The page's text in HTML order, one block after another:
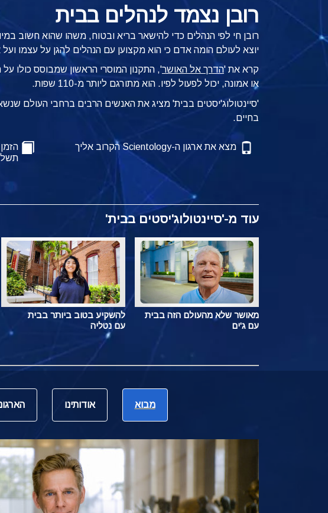
רובן נצמד לנהלים בבית
רובן חי לפי הנהלים כדי להישאר בריא ובטוח, משהו שהוא חשוב
יוצא לעולם הומה אדם כי הוא מקצוען עם הנהלים להגן על עצמו
קרא את 'הדרך אל האושר', התקנון המוסרי הראשון שמבוסס כולו
או אמונה, יכול לפעול לפיו. הוא מתורגם ליותר מ-110 שפות.
'סיינטולוג'יסטים בבית' מציג את האנשים הרבים ברחבי העולם
בחיים.
מצא את ארגון ה-Scientology הקרוב אליך
עוד מ-'סיינטולוג'יסטים בבית'
מאושר שלא מהעולם הזה בבית
עם ג'ים
להשקיע בטוב ביותר בבית
עם נטליה
מבוא אודותינו